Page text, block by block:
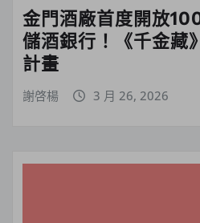
金門酒廠首度開放
儲酒銀行！《千金藏
計畫
謝啓楊 3 月 26, 2026